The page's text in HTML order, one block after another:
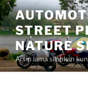
Skip
to
contentSTREET
NATURE
Arsip lama silahkan